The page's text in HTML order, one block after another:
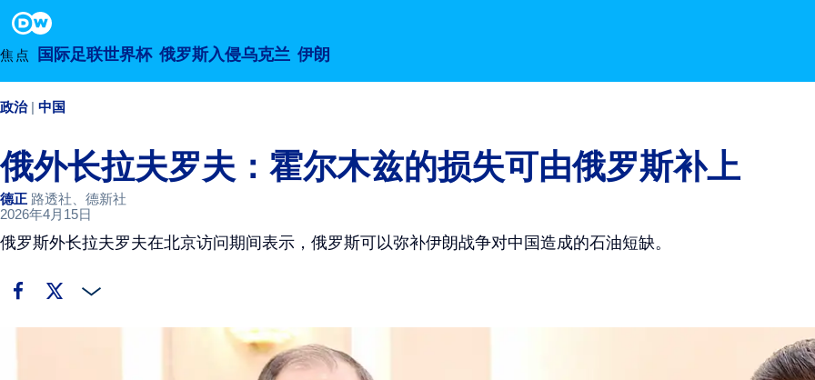
焦点 国际足联世界杯 俄罗斯入侵乌克兰 伊朗
政治 中国
俄外长拉夫罗夫：霍尔木兹的损失可由俄罗斯补上
德正 路透社、德新社
2026年4月15日
俄罗斯外长拉夫罗夫在北京访问期间表示，俄罗斯可以弥补伊朗战争对中国造成的石油短缺。
Footer